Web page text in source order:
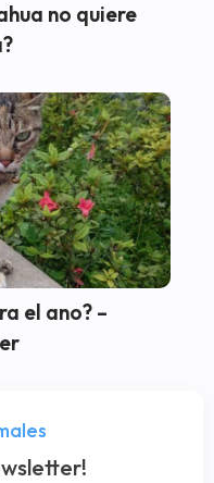
no quiere
el ano? –